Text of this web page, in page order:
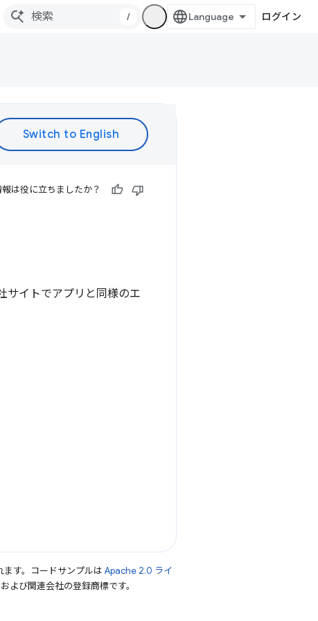
/ ログイン
報は役に立ちましたか？
サイトでアプリと同様のエ
ます。コードサンプルは Apache 2.0 ライ
よび関連会社の登録商標です。